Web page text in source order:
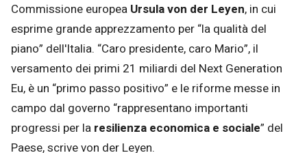
Commissione europea Ursula von der Leyen, in cui
esprime grande apprezzamento per “la qualità del
piano” dell'Italia. “Caro presidente, caro Mario”, il
versamento dei primi 21 miliardi del Next Generation
Eu, è un “primo passo positivo” e le riforme messe in
campo dal governo “rappresentano importanti
progressi per la resilienza economica e sociale” del
Paese, scrive von der Leyen.